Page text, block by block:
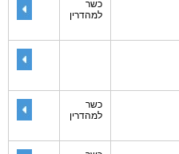
כשר
למהדרין
כשר
למהדרין